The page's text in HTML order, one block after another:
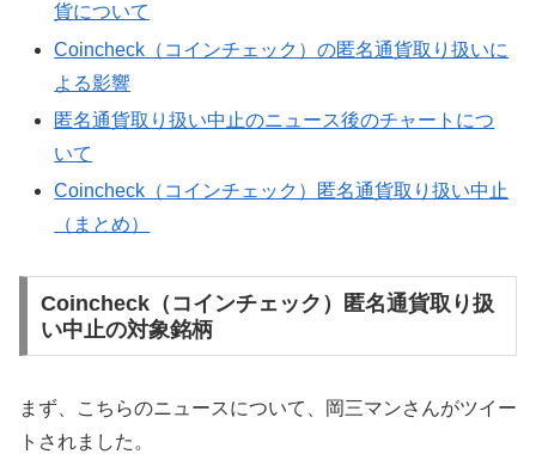
貨について
Coincheck（コインチェック）の匿名通貨取り扱いに
よる影響
匿名通貨取り扱い中止のニュース後のチャートにつ
いて
Coincheck（コインチェック）匿名通貨取り扱い中止
（まとめ）
Coincheck（コインチェック）匿名通貨取り扱
い中止の対象銘柄
まず、こちらのニュースについて、岡三マンさんがツイー
トされました。